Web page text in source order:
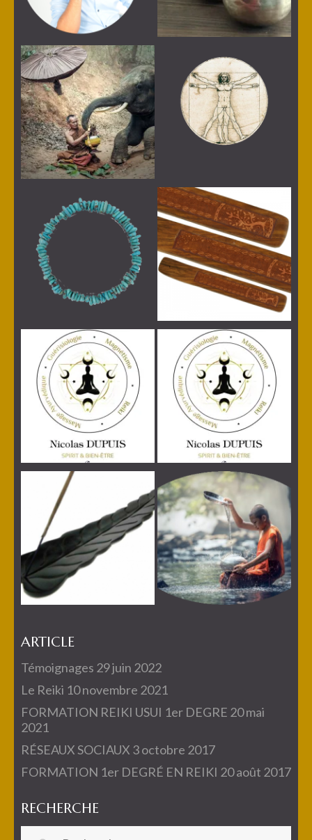
ARTICLE
Témoignages 29 juin 2022
Le Reiki 10 novembre 2021
FORMATION REIKI USUI 1er DEGRE 20 mai
2021
RÉSEAUX SOCIAUX 3 octobre 2017
FORMATION 1er DEGRÉ EN REIKI 20 août 2017
RECHERCHE